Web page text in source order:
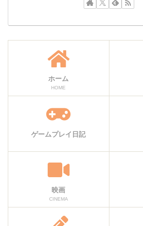
ホーム
HOME
ゲームプレイ日記
映画
CINEMA